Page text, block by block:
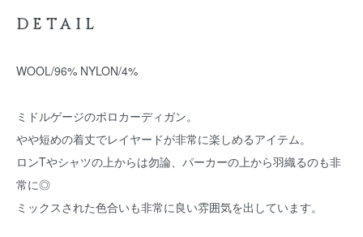
DETAIL
WOOL/96% NYLON/4%
ミドルゲージのポロカーディガン。
やや短めの着丈でレイヤードが非常に楽しめるアイテム。
ロンTやシャツの上からは勿論、パーカーの上から羽織るのも非
常に◎
ミックスされた色合いも非常に良い雰囲気を出しています。